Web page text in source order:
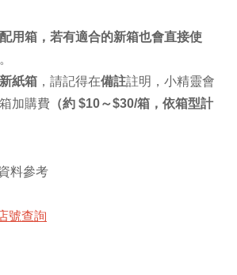
用箱，若有適合的新箱也會直接使
。
紙箱 ，請記得在備註註明，小精靈會
加購費 （約 $10～$30/箱，依箱型計
料參考
號查詢